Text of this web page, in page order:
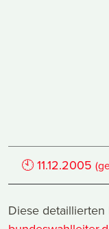
🕙11.12.2005
Diese